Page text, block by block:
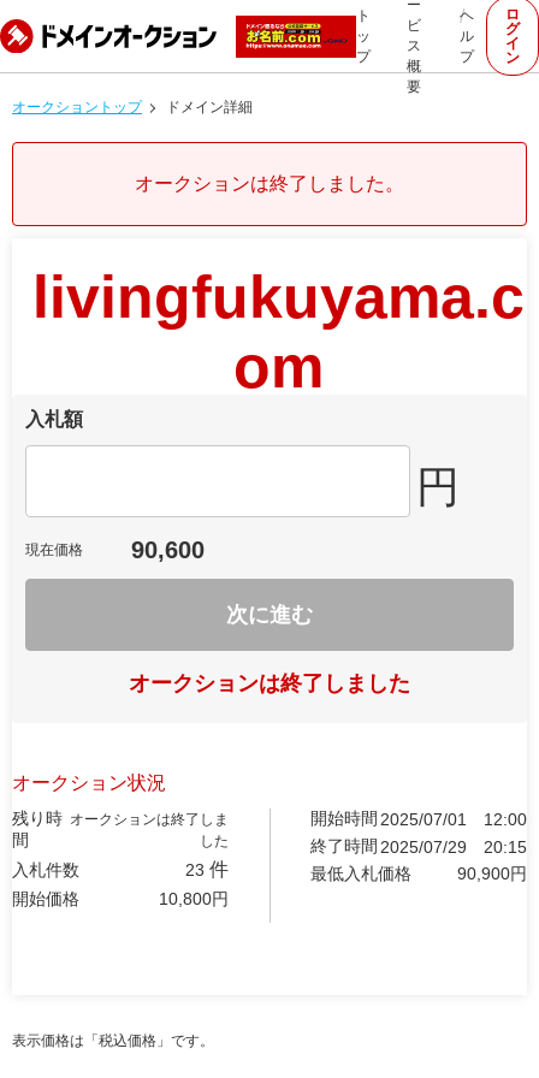
ト
ッ
プ
ー
ビ
ス
概
要
ヘ
ル
プ
ロ
グ
イ
ン
オークショントップ ドメイン詳細
オークションは終了しました。
livingfukuyama.c
om
入札額
円
現在価格 90,600
次に進む
オークションは終了しました
オークション状況
残り時
間
オークションは終了しま
した
入札件数 23 件
開始価格 10,800円
開始時間 2025/07/01
12:00
終了時間 2025/07/29
20:15
最低入札価格
90,900円
表示価格は「税込価格」です。